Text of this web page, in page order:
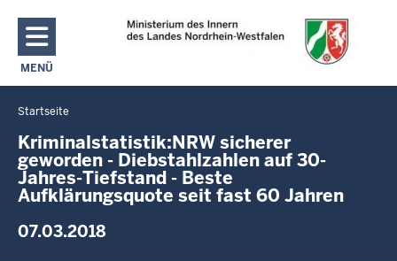
Direkt zum Inhalt
MENÜ
NAVIGATION AKTIVIEREN/DEAKTIVIEREN: MAIN MENU
Sie
befinden
sich
hier
Startseite
Kriminalstatistik:NRW sicherer
geworden - Diebstahlzahlen auf 30-
Jahres-Tiefstand - Beste
Aufklärungsquote seit fast 60 Jahren
07.03.2018